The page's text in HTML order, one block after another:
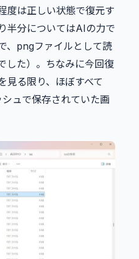
度は正しい状態で復元す
半分についてはAIの力で
、pngファイルとして読
した）。ちなみに今回復
見る限り、ほぼすべて
ュで保存されていた画